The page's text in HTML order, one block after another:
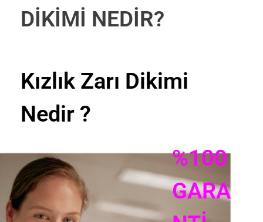
DİKİMİ NEDİR?
Kızlık Zarı Dikimi
Nedir ?
%100
GARA